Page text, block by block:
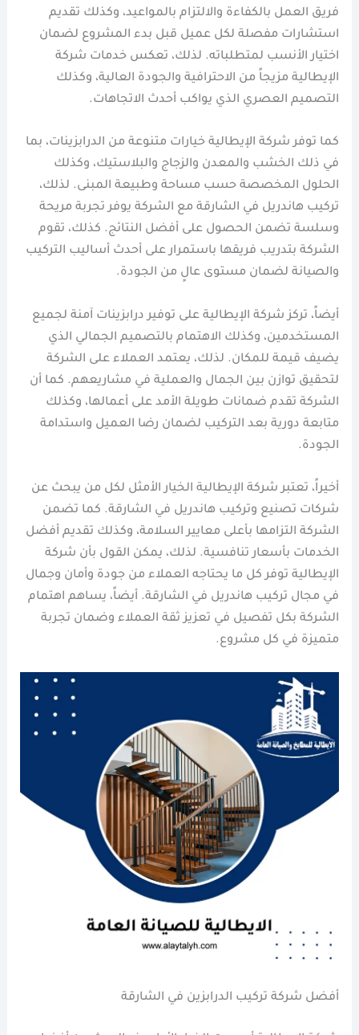
فريق العمل بالكفاءة والالتزام بالمواعيد، وكذلك تقديم
استشارات مفصلة لكل عميل قبل بدء المشروع لضمان
اختيار الأنسب لمتطلباته. لذلك، تعكس خدمات شركة
الإيطالية مزيجاً من الاحترافية والجودة العالية، وكذلك
التصميم العصري الذي يواكب أحدث الاتجاهات.
كما توفر شركة الإيطالية خيارات متنوعة من الدرابزينات، بما
في ذلك الخشب والمعدن والزجاج والبلاستيك، وكذلك
الحلول المخصصة حسب مساحة وطبيعة المبنى. لذلك،
تركيب هاندريل في الشارقة مع الشركة يوفر تجربة مريحة
وسلسة تضمن الحصول على أفضل النتائج. كذلك، تقوم
الشركة بتدريب فريقها باستمرار على أحدث أساليب التركيب
والصيانة لضمان مستوى عالٍ من الجودة.
أيضاً، تركز شركة الإيطالية على توفير درابزينات آمنة لجميع
المستخدمين، وكذلك الاهتمام بالتصميم الجمالي الذي
يضيف قيمة للمكان. لذلك، يعتمد العملاء على الشركة
لتحقيق توازن بين الجمال والعملية في مشاريعهم. كما أن
الشركة تقدم ضمانات طويلة الأمد على أعمالها، وكذلك
متابعة دورية بعد التركيب لضمان رضا العميل واستدامة
الجودة.
أخيراً، تعتبر شركة الإيطالية الخيار الأمثل لكل من يبحث عن
شركات تصنيع وتركيب هاندريل في الشارقة. كما تضمن
الشركة التزامها بأعلى معايير السلامة، وكذلك تقديم أفضل
الخدمات بأسعار تنافسية. لذلك، يمكن القول بأن شركة
الإيطالية توفر كل ما يحتاجه العملاء من جودة وأمان وجمال
في مجال تركيب هاندريل في الشارقة. أيضاً، يساهم اهتمام
الشركة بكل تفصيل في تعزيز ثقة العملاء وضمان تجربة
متميزة في كل مشروع.
أفضل شركة تركيب الدرابزين في الشارقة